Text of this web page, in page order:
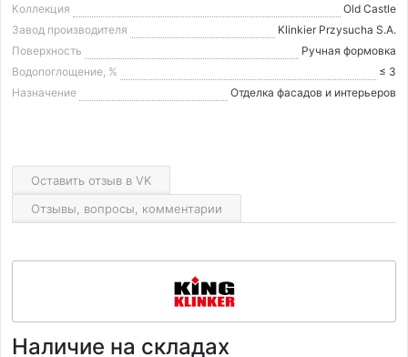
Коллекция
Old Castle
Завод производителя
Klinkier Przysucha S.A.
Поверхность
Ручная формовка
Водопоглощение, %
≤ 3
Назначение
Отделка фасадов и интерьеров
Оставить отзыв в VK
Отзывы, вопросы, комментарии
Наличие на складах